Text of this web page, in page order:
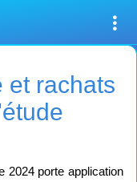
et rachats
2024 porte application